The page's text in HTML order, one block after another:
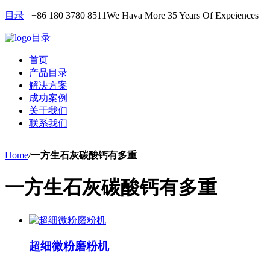
目录 +86 180 3780 8511We Hava More 35 Years Of Expeiences
目录
首页
产品目录
解决方案
成功案例
关于我们
联系我们
Home/一方生石灰碳酸钙有多重
一方生石灰碳酸钙有多重
超细微粉磨粉机